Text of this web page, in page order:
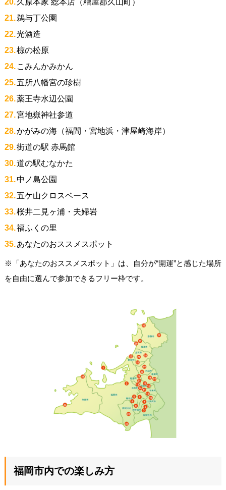
久原本家 総本店（糟屋郡久山町）
鵜与丁公園
光酒造
椋の松原
こみんかみかん
五所八幡宮の珍樹
薬王寺水辺公園
宮地嶽神社参道
かがみの海（福間・宮地浜・津屋崎海岸）
街道の駅 赤馬館
道の駅むなかた
中ノ島公園
五ケ山クロスベース
桜井二見ヶ浦・夫婦岩
福ふくの里
あなたのおススメスポット
※「あなたのおススメスポット」は、自分が“開運”と感じた場所
を自由に選んで参加できるフリー枠です。
福岡市内での楽しみ方